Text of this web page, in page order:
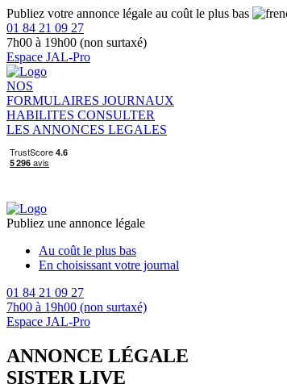
Publiez votre annonce légale au coût le plus bas
01 84 21 09 27
7h00 à 19h00 (non surtaxé)
Espace JAL-Pro
NOS
FORMULAIRES JOURNAUX
HABILITES CONSULTER
LES ANNONCES LEGALES
Publiez une annonce légale
Au coût le plus bas
En choisissant votre journal
01 84 21 09 27
7h00 à 19h00 (non surtaxé)
Espace JAL-Pro
ANNONCE LÉGALE
SISTER LIVE